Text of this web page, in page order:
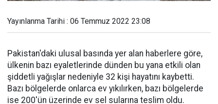
Yayınlanma Tarihi : 06 Temmuz 2022 23:08
Pakistan'daki ulusal basında yer alan haberlere göre,
ülkenin bazı eyaletlerinde dünden bu yana etkili olan
şiddetli yağışlar nedeniyle 32 kişi hayatını kaybetti.
Bazı bölgelerde onlarca ev yıkılırken, bazı bölgelerde
ise 200'ün üzerinde ev sel sularına teslim oldu.